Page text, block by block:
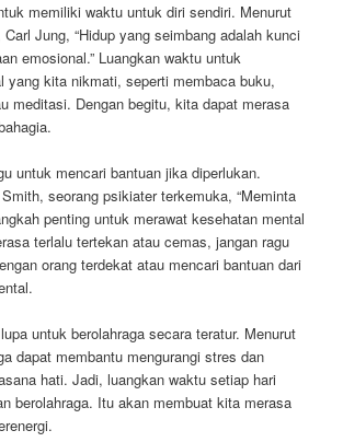
memiliki waktu untuk diri sendiri. Menurut
Jung, “Hidup yang seimbang adalah kunci
emosional.” Luangkan waktu untuk
yang kita nikmati, seperti membaca buku,
meditasi. Dengan begitu, kita dapat merasa
untuk mencari bantuan jika diperlukan.
seorang psikiater terkemuka, “Meminta
penting untuk merawat kesehatan mental
terlalu tertekan atau cemas, jangan ragu
orang terdekat atau mencari bantuan dari
untuk berolahraga secara teratur. Menurut
dapat membantu mengurangi stres dan
hati. Jadi, luangkan waktu setiap hari
berolahraga. Itu akan membuat kita merasa